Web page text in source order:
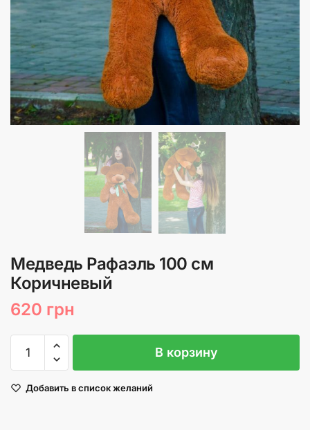
Медведь Рафаэль 100 см
Коричневый
620 грн
Количество
товара
Рафаэль
В корзину
Добавить в список желаний